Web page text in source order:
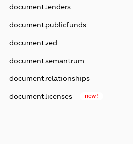
document.tenders
document.publicfunds
document.ved
document.semantrum
document.relationships
document.licenses new!